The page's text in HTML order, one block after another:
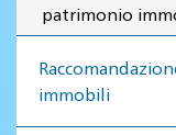
patrimonio
im­mo­bi­li